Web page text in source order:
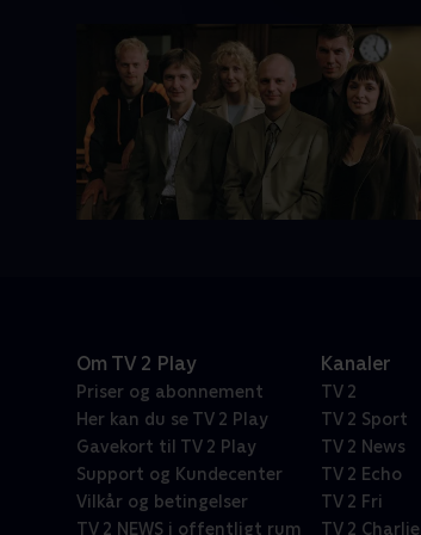
Om TV 2 Play
Priser og abonnement
Her kan du se TV 2 Play
Gavekort til TV 2 Play
Support og Kundecenter
Vilkår og betingelser
TV 2 NEWS i offentligt rum
Kanaler
TV 2
TV 2 Sport
TV 2 News
TV 2 Echo
TV 2 Fri
TV 2 Charlie